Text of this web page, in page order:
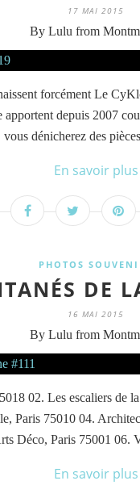
17 MAI 2015
By Lulu from
forcément Le
depuis 2007
dénicherez des
En savoir plus
PHOTOS
DE
16 MAI 2015
By Lulu from
02. Les escaliers de
Paris 75010 04.
Déco, Paris 75001 06.
En savoir plus